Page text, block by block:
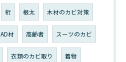
桁 根太 木材のカビ対策
AD材 高齢者 スーツのカビ
衣類のカビ取り 着物